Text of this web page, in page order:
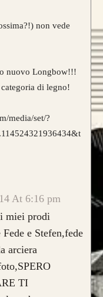
non vede
nuovo Longbow!!!
di legno!
media/set/?
At 6:16 pm
miei prodi
e Stefen,fede
arciera
TI